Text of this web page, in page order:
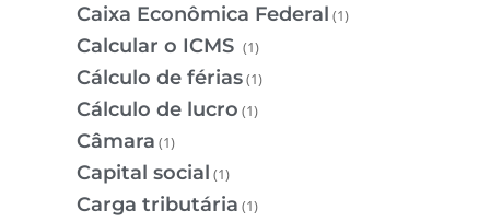
Caixa Econômica Federal (1)
Calcular o ICMS (1)
Cálculo de férias(1)
Cálculo de lucro (1)
Câmara (1)
Capital social (1)
Carga tributária (1)